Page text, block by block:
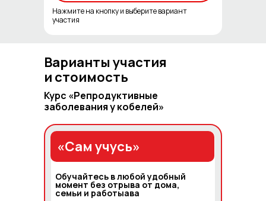
Нажмите на кнопку и выберите вариант
участия
Варианты участия
и стоимость
Курс «Репродуктивные
заболевания у кобелей»
«Сам учусь»
Обучайтесь в любой удобный
момент без отрыва от дома,
семьи и работыава